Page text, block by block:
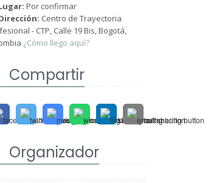
Por confirmar
Centro de Trayectoria
- CTP, Calle 19 Bis, Bogotá,
¿Cómo llego aquí?
Compartir
Organizador